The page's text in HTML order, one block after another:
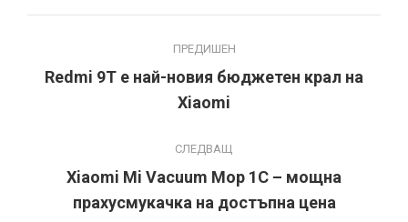
navigation
ПРЕДИШЕН
Previous
post:
Redmi 9T е най-новия бюджетен крал на
Xiaomi
СЛЕДВАЩ
Next
post:
Xiaomi Mi Vacuum Mop 1C – мощна
прахусмукачка на достъпна цена